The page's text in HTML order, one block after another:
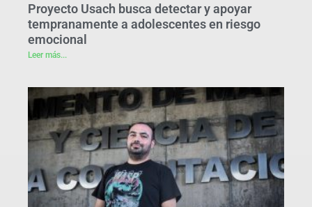
Proyecto Usach busca detectar y apoyar
tempranamente a adolescentes en riesgo
emocional
Leer más...